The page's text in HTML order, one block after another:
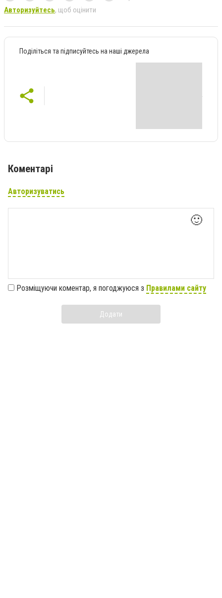
Авторизуйтесь, щоб оцінити
Поділіться та підписуйтесь на наші джерела
Коментарі
Авторизуватись
🙂
Розміщуючи коментар, я погоджуюся з Правилами сайту
Додати